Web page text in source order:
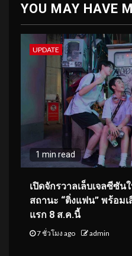
YOU MAY HAVE
UPDATE
1 min read
เปิดจักรวาลเล็บเจลซีซัน
สถานะ “ติ่งแฟน” พร้อม
แรก 8 ส.ค.นี้
7 ชั่วโมง ago admin